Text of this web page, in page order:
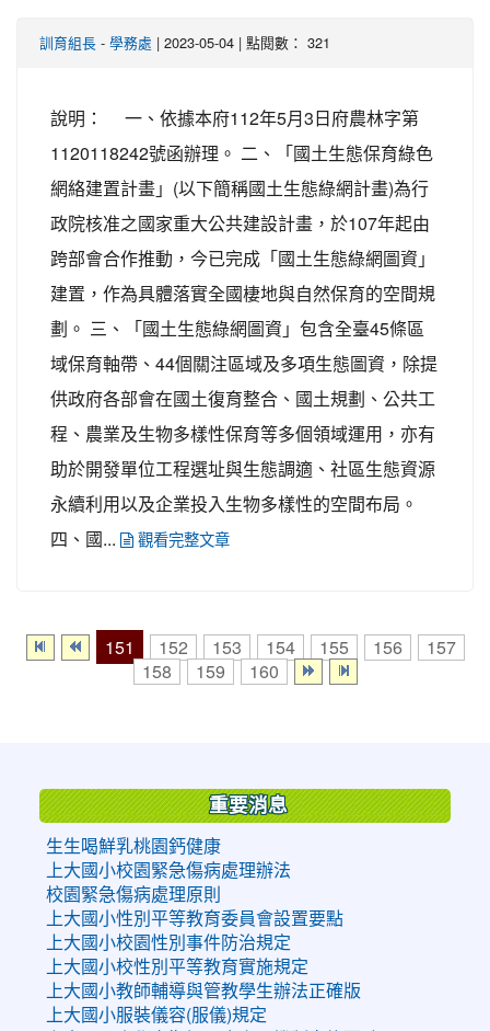
訓育組長 - 學務處 | 2023-05-04 | 點閱數： 321
說明： 一、依據本府112年5月3日府農林字第
1120118242號函辦理。 二、「國土生態保育綠色
網絡建置計畫」(以下簡稱國土生態綠網計畫)為行
政院核准之國家重大公共建設計畫，於107年起由
跨部會合作推動，今已完成「國土生態綠網圖資」
建置，作為具體落實全國棲地與自然保育的空間規
劃。 三、「國土生態綠網圖資」包含全臺45條區
域保育軸帶、44個關注區域及多項生態圖資，除提
供政府各部會在國土復育整合、國土規劃、公共工
程、農業及生物多樣性保育等多個領域運用，亦有
助於開發單位工程選址與生態調適、社區生態資源
永續利用以及企業投入生物多樣性的空間布局。
四、國...
觀看完整文章
151 152 153 154 155 156
157
158
159 160
重要消息
生生喝鮮乳桃園鈣健康
上大國小校園緊急傷病處理辦法
校園緊急傷病處理原則
上大國小性別平等教育委員會設置要點
上大國小校園性別事件防治規定
上大國小校性別平等教育實施規定
上大國小教師輔導與管教學生辦法正確版
上大國小服裝儀容(服儀)規定